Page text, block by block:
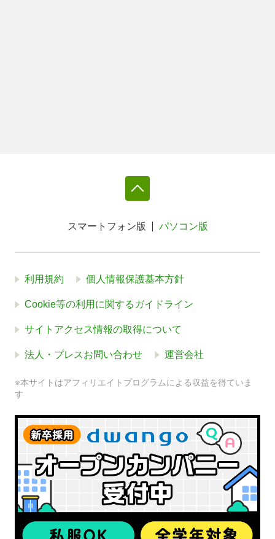
スマートフォン版 パソコン版
利用規約 個人情報保護基本方針
Cookie等の利用に関するガイドライン
サイトアクセス情報の取得について
法人・プレスお問い合わせ 運営会社
※本サイトはアフィリエイトプログラムによる収益を得ていま
す